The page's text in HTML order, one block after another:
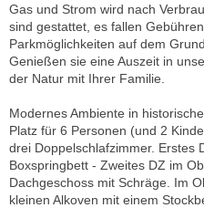
Gas und Strom wird nach
sind gestattet, es fallen Gebühren
Parkmöglichkeiten auf dem
Genießen sie eine Auszeit in
der Natur mit Ihrer Familie.
Modernes Ambiente in
Platz für 6 Personen (und 2
drei Doppelschlafzimmer. Erstes
Boxspringbett - Zweites DZ im
Dachgeschoss mit Schräge. Im
kleinen Alkoven mit einem